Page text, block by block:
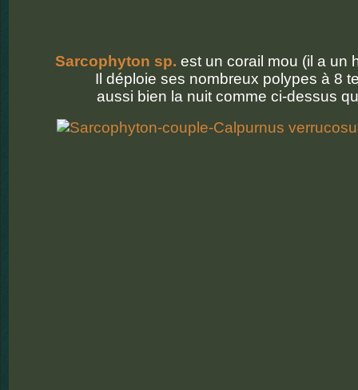
Sarcophyton sp. est un corail mou (il a un
Il déploie ses nombreux polypes à 8
aussi bien la nuit comme ci-dessus